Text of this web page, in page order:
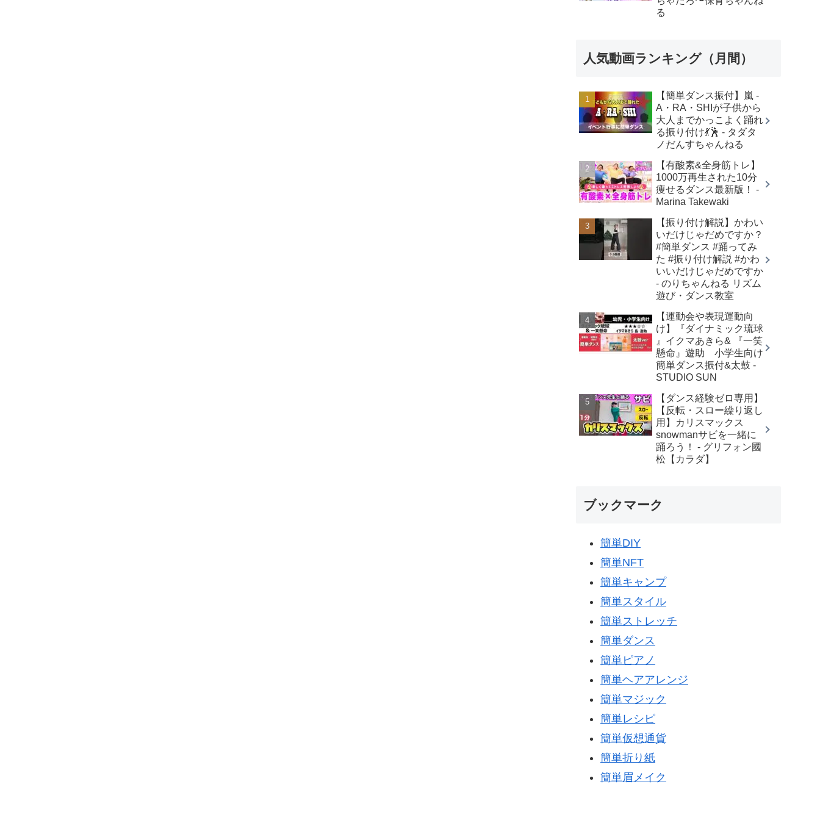
る
人気動画ランキング（月間）
【簡単ダンス振付】嵐 -
A・RA・SHIが子供から
大人までかっこよく踊れ
る振り付け💃🕺 - タダタ
ノだんすちゃんねる
【有酸素&全身筋トレ】
1000万再生された10分
痩せるダンス最新版！ -
Marina Takewaki
【振り付け解説】かわい
いだけじゃだめですか？
#簡単ダンス #踊ってみ
た #振り付け解説 #かわ
いいだけじゃだめですか
- のりちゃんねる リズム
遊び・ダンス教室
【運動会や表現運動向
け】『ダイナミック琉球
』イクマあきら& 『一笑
懸命』遊助 小学生向け
簡単ダンス振付&太鼓 -
STUDIO SUN
【ダンス経験ゼロ専用】
【反転・スロー繰り返し
用】カリスマックス
snowmanサビを一緒に
踊ろう！ - グリフォン國
松【カラダ】
ブックマーク
簡単DIY
簡単NFT
簡単キャンプ
簡単スタイル
簡単ストレッチ
簡単ダンス
簡単ピアノ
簡単ヘアアレンジ
簡単マジック
簡単レシピ
簡単仮想通貨
簡単折り紙
簡単眉メイク